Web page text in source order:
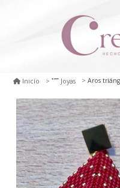
Inicio Joyas Aros